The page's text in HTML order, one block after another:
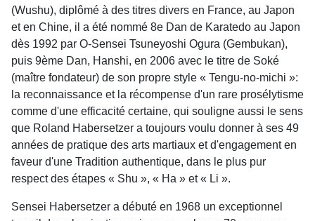
(Wushu), diplômé à des titres divers en France, au Japon
et en Chine, il a été nommé 8e Dan de Karatedo au Japon
dès 1992 par O-Sensei Tsuneyoshi Ogura (Gembukan),
puis 9ème Dan, Hanshi, en 2006 avec le titre de Soké
(maître fondateur) de son propre style « Tengu-no-michi »:
la reconnaissance et la récompense d'un rare prosélytisme
comme d'une efficacité certaine, qui souligne aussi le sens
que Roland Habersetzer a toujours voulu donner à ses 49
années de pratique des arts martiaux et d'engagement en
faveur d'une Tradition authentique, dans le plus pur
respect des étapes « Shu », « Ha » et « Li ».
Sensei Habersetzer a débuté en 1968 un exceptionnel